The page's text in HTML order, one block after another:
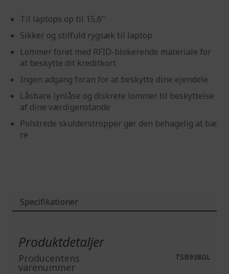
Til laptops op til 15,6"
Sikker og stilfuld rygsæk til laptop
Lommer foret med RFID-blokerende materiale for
at beskytte dit kreditkort
Ingen adgang foran for at beskytte dine ejendele
Låsbare lynlåse og diskrete lommer til beskyttelse
af dine værdigenstande
Polstrede skulderstropper gør den behagelig at bæ
re
Specifikationer
Produktdetaljer
Producentens
varenummer
TSB938GL